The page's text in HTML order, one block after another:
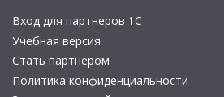
Вход для партнеров 1С
Учебная версия
Стать партнером
Политика конфиденциальности